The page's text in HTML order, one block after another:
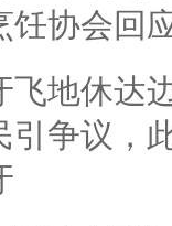
饪协会回
飞地休达
引争议，